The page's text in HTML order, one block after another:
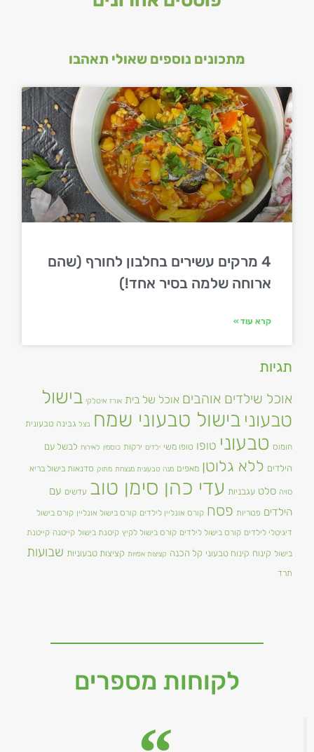
מתכונים נוספים שאולי תאהבו
4 מרקים עשירים בחלבון לחורף (שהם
ארוחה שלמה בסיר אחד!)
קרא עוד »
תגיות
אוכל שילדים אוהבים אוכל של בית אורז איטלקי בישול
טבעוני בישול טבעוני שמח בצל גבינה טבעונית
חומוס טבעוני טופו טופו משי ילדים ירקות כוסמין לאירוח לבשל עם
הילדים ללא גלוטן מאפים מנה טבעונית מנצחת מתוק סדנאות בישול בריא
סויה סלט עגבניות עדי כהן סימן טוב עדשים עם
הילדים פטריות פסח קורס אונליין לילדים קורס בישול אונליין קורס בישול
דיגיטלי לילדים קורס בישול לילדים קורס בישול לקיץ קיטנת בישול קייטנה קייטנת
בישול קינוח קינוח טבעוני קל הכנה קציצות אפויות קציצות טבעוניות שבועות
תרד
לקוחות מספרים